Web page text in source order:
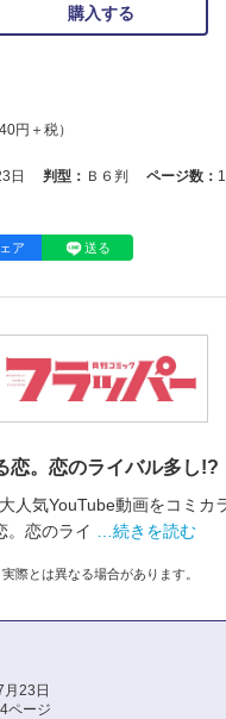
購入する
円＋税）
日 判型： Ｂ６判 ページ数：
ア 送る
恋。恋のライバル多し!?
人気YouTube動画をコミカ
。恋のライ
…続きを読む
際とは異なる場合があります。
23日
ページ